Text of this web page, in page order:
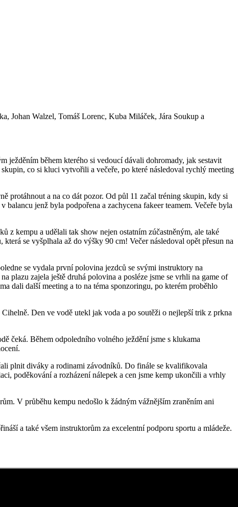
Johan Walzel, Tomáš Lorenc, Kuba Miláček, Jára Soukup a
ježděním během kterého si vedoucí dávali dohromady, jak sestavit
co si kluci vytvořili a večeře, po které následoval rychlý meeting
protáhnout a na co dát pozor. Od půl 11 začal tréning skupin, kdy si
jenž byla podpořena a zachycena fakeer teamem. Večeře byla
z kempu a udělali tak show nejen ostatním zúčastněným, ale také
se vyšplhala až do výšky 90 cm! Večer následoval opět přesun na
se vydala první polovina jezdců se svými instruktory na
plazu zajela ještě druhá polovina a posléze jsme se vrhli na game of
dali další meeting a to na téma sponzoringu, po kterém proběhlo
Den ve vodě utekl jak voda a po soutěži o nejlepší trik z prkna
čeká. Během odpoledního volného ježdění jsme s klukama
plnit diváky a rodinami závodníků. Do finále se kvalifikovala
poděkování a rozházení nálepek a cen jsme kemp ukončili a vrhly
V průběhu kempu nedošlo k žádným vážnějším zraněním ani
a také všem instruktorům za excelentní podporu sportu a mládeže.